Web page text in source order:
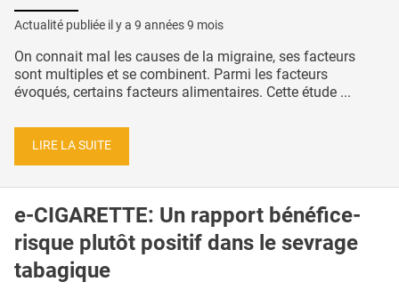
Actualité publiée il y a 9 années 9 mois
On connait mal les causes de la migraine, ses facteurs
sont multiples et se combinent. Parmi les facteurs
évoqués, certains facteurs alimentaires. Cette étude ...
LIRE LA SUITE
e-CIGARETTE: Un rapport bénéfice-
risque plutôt positif dans le sevrage
tabagique